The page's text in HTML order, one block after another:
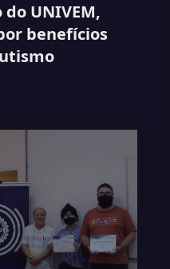
UNIVEM,